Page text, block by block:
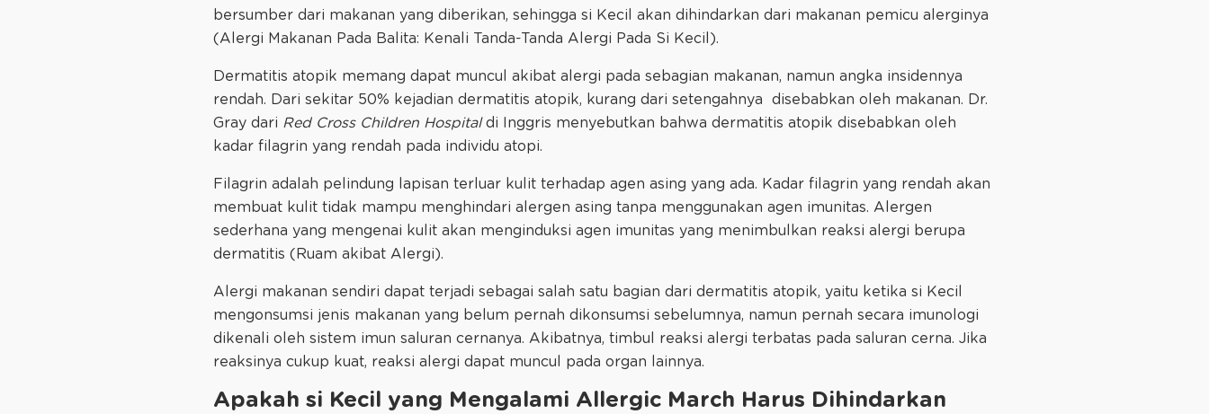
bersumber dari makanan yang diberikan, sehingga si Kecil akan dihindarkan dari makanan pemicu alerginya
(Alergi Makanan Pada Balita: Kenali Tanda-Tanda Alergi Pada Si Kecil).
Dermatitis atopik memang dapat muncul akibat alergi pada sebagian makanan, namun angka insidennya
rendah. Dari sekitar 50% kejadian dermatitis atopik, kurang dari setengahnya disebabkan oleh makanan. Dr.
Gray dari Red Cross Children Hospitaldi Inggris menyebutkan bahwa dermatitis atopik disebabkan oleh
kadar filagrin yang rendah pada individu atopi.
Filagrin adalah pelindung lapisan terluar kulit terhadap agen asing yang ada. Kadar filagrin yang rendah akan
membuat kulit tidak mampu menghindari alergen asing tanpa menggunakan agen imunitas. Alergen
sederhana yang mengenai kulit akan menginduksi agen imunitas yang menimbulkan reaksi alergi berupa
dermatitis (Ruam akibat Alergi).
Alergi makanan sendiri dapat terjadi sebagai salah satu bagian dari dermatitis atopik, yaitu ketika si Kecil
mengonsumsi jenis makanan yang belum pernah dikonsumsi sebelumnya, namun pernah secara imunologi
dikenali oleh sistem imun saluran cernanya. Akibatnya, timbul reaksi alergi terbatas pada saluran cerna. Jika
reaksinya cukup kuat, reaksi alergi dapat muncul pada organ lainnya.
Apakah si Kecil yang Mengalami Allergic March Harus Dihindarkan